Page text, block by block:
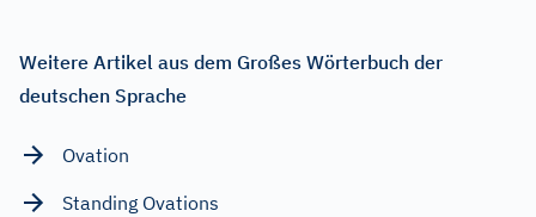
Weitere Artikel aus dem Großes Wörterbuch der
deutschen Sprache
Ovation
Standing Ovations